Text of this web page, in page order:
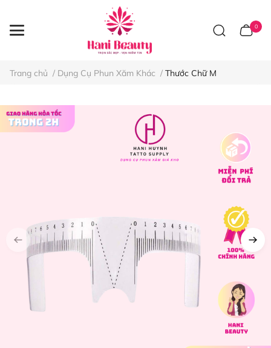
0
Trang chủ / Dụng Cụ Phun Xăm Khác / Thước Chữ M